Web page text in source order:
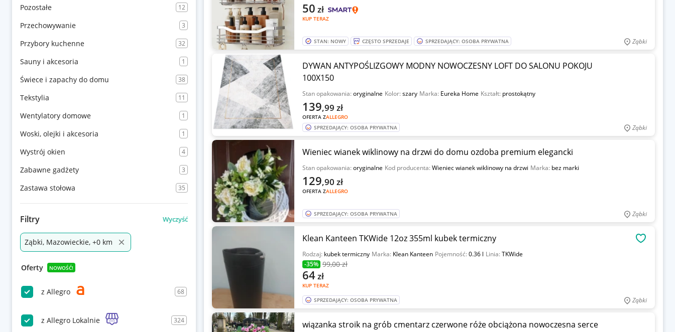
Pozostałe 12
Przechowywanie 3
Przybory kuchenne 32
Sauny i akcesoria 1
Świece i zapachy do domu 38
Tekstylia 11
Wentylatory domowe 1
Woski, olejki i akcesoria 1
Wystrój okien 4
Zabawne gadżety 3
Zastawa stołowa 35
Filtry Wyczyść
Ząbki, Mazowieckie, +0 km
Oferty NOWOŚĆ!
z Allegro 68
z Allegro Lokalnie 324
KUP TERAZ
50 zł
STAN: NOWY CZĘSTO SPRZEDAJE SPRZEDAJĄCY: OSOBA PRYWATNA Ząbki
DYWAN ANTYPOŚLIZGOWY MODNY NOWOCZESNY LOFT DO SALONU POKOJU
100X150
Stan opakowania:oryginalne Kolor:szary Marka: Eureka Home Kształt: prostokątny
OFERTA ZALLEGRO
139,99 zł
SPRZEDAJĄCY: OSOBA PRYWATNA Ząbki
Wieniec wianek wiklinowy na drzwi do domu ozdoba premium elegancki
Stan opakowania:oryginalne Kod producenta:Wieniec wianek wiklinowy na drzwi Marka: bez marki
OFERTA ZALLEGRO
129,90 zł
SPRZEDAJĄCY: OSOBA PRYWATNA Ząbki
Klean Kanteen TKWide 12oz 355ml kubek termiczny
Rodzaj: kubek termiczny Marka: Klean Kanteen Pojemność:0.36 l Linia:TKWide
-35% 99,00 zł
KUP TERAZ
64zł
SPRZEDAJĄCY: OSOBA PRYWATNA Ząbki
wiązanka stroik na grób cmentarz czerwone róże obciążona nowoczesna serce